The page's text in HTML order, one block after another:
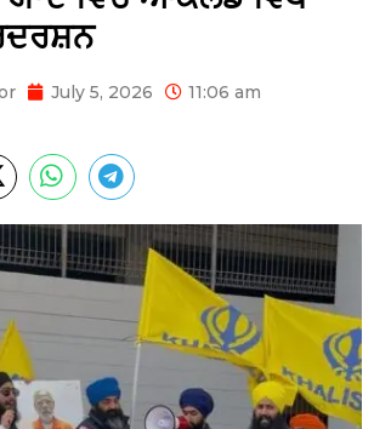
July 5, 2026 11:06 am